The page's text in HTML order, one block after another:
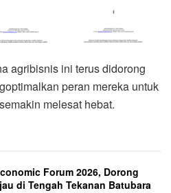
agribisnis ini terus didorong
peran mereka untuk
melesat hebat.
Forum 2026, Dorong
di Tengah Tekanan Batubara